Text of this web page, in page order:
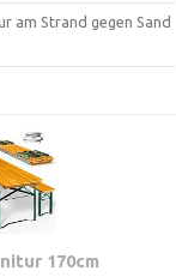
am Strand gegen Sand
170cm